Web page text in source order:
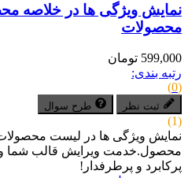
نمایش ویژگی ها در خلاصه
محصولات
599,000 تومان
رتبه بندی:
(0)
ثبت نظر طرح سوال
(1)
نمایش ویژگی ها در لیست
محصول.خدمت ویرایش قالب شما و
پرکابرد و پرطرفدار!